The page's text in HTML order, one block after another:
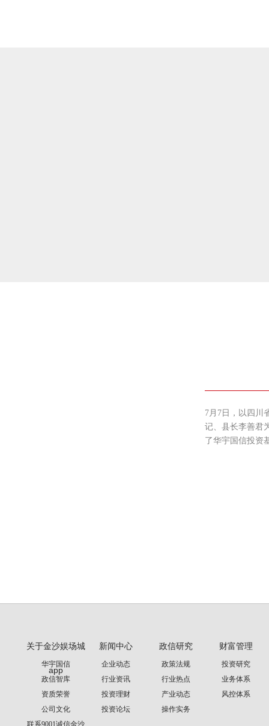
7月7日，以四川
记、县长李善君
了华宇国信投资
关于金沙娱场城
app
华宇国信
政信智库
资质荣誉
公司文化
联系9001诚信金沙
新闻中心
企业动态
行业资讯
投资理财
投资论坛
政信研究
政策法规
行业热点
产业动态
操作实务
财富管理
投资研究
业务体系
风控体系